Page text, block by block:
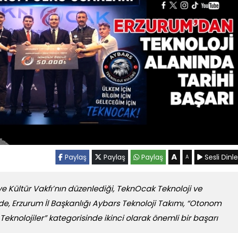
Paylaş Paylaş Paylaş A A Sesli Dinle
Kültür Vakfı’nın düzenlediği, TeknOcak Teknoloji ve
Erzurum İl Başkanlığı Aybars Teknoloji Takımı, “Otonom
kategorisinde ikinci olarak önemli bir başarı